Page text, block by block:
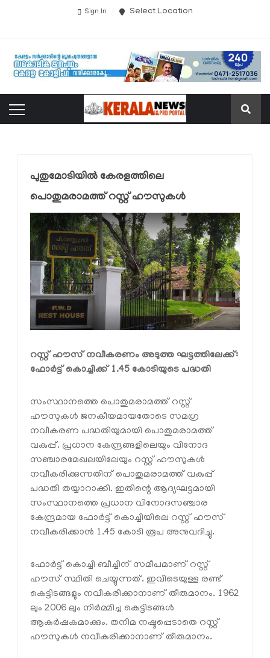
Sign In Select Location
പുതുമോടിയിൽ കേരളത്തിലെ
പൊതുമരാമത്ത് റസ്റ്റ് ഹൗസുകൾ
റസ്റ്റ് ഹൗസ് നവീകരണം അടുത്ത ഘട്ടത്തിലേക്ക്:
ഫോർട്ട് കൊച്ചിക്ക് 1.45 കോടിയുടെ പദ്ധതി
സംസ്ഥാനത്തെ പൊതുമരാമത്ത് റസ്റ്റ്
ഹൗസുകൾ ജനകീയമായതോടെ സമഗ്ര
നവീകരണ പദ്ധതിയുമായി പൊതുമരാമത്ത്
വകുപ്പ്. പ്രധാന കേന്ദ്രങ്ങളിലെയും വിനോദ
സഞ്ചാരമേഖലയിലേയും റസ്റ്റ് ഹൗസുകൾ
നവീകരിക്കുന്നതിന് പൊതുമരാമത്ത് വകുപ്പ്
പദ്ധതി തയ്യാറാക്കി. ഇതിന്റെ ആദ്യഘട്ടമായി
സംസ്ഥാനത്തെ പ്രധാന വിനോദസഞ്ചാര
കേന്ദ്രമായ ഫോർട്ട് കൊച്ചിയിലെ റസ്റ്റ് ഹൗസ്
നവീകരിക്കാൻ 1.45 കോടി രൂപ അനുവദിച്ചു.
ഫോർട്ട് കൊച്ചി ബീച്ചിന് സമീപമാണ് റസ്റ്റ്
ഹൗസ് സ്ഥിതി ചെയ്യുന്നത്. ഇവിടെയുള്ള രണ്ട്
കെട്ടിടങ്ങളും നവീകരിക്കാനാണ് തീരുമാനം. 1962
ലും 2006 ലും നിർമ്മിച്ച കെട്ടിടങ്ങൾ
ആകർഷകമാക്കും. തനിമ നഷ്ടപ്പെടാതെ റസ്റ്റ്
ഹൗസുകൾ നവീകരിക്കാനാണ് തീരുമാനം.